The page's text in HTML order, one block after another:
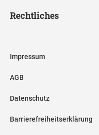
Rechtliches
Impressum
AGB
Datenschutz
Barrierefreiheitserklärung